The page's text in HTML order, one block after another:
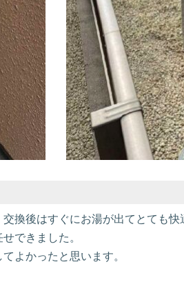
換後はすぐにお湯が出てとても快
できました。
よかったと思います。